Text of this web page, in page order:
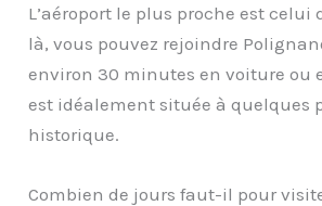
L’aéroport le plus proche est celui
là, vous pouvez rejoindre
environ 30 minutes en voiture ou
est idéalement située à quelques
historique.
Combien de jours faut-il pour